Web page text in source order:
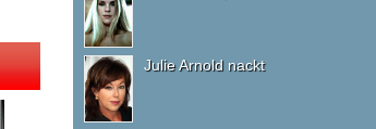
Julie Arnold nackt